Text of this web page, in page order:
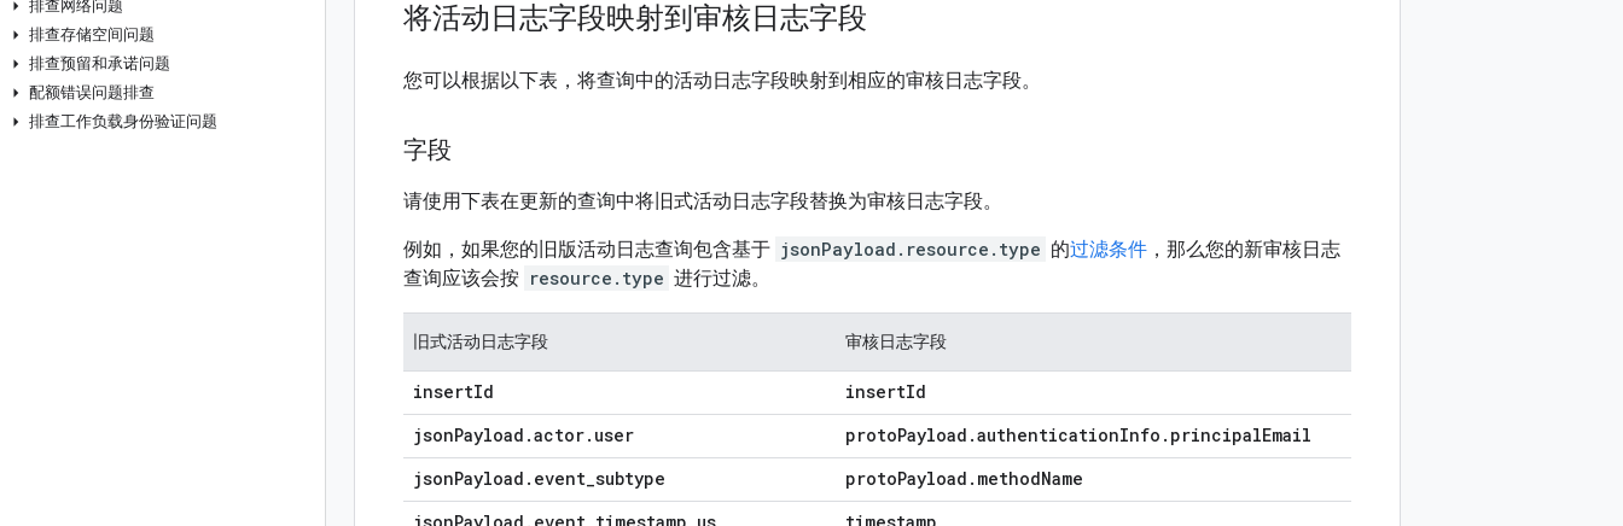
排查网络问题
排查存储空间问题
排查预留和承诺问题
配额错误问题排查
排查工作负载身份验证问题
将活动日志字段映射到审核日志字段
您可以根据以下表，将查询中的活动日志字段映射到相应的审核日志字段。
字段
请使用下表在更新的查询中将旧式活动日志字段替换为审核日志字段。
例如，如果您的旧版活动日志查询包含基于 jsonPayload.resource.type 的过滤条件 ，那么您的新审核日志
查询应该会按 resource.type 进行过滤。
旧式活动日志字段 审核日志字段
insertId insertId
jsonPayload .actor. user protoPayload .authenticationInfo . principalEmail
jsonPayload . event_subtype protoPayload . methodName